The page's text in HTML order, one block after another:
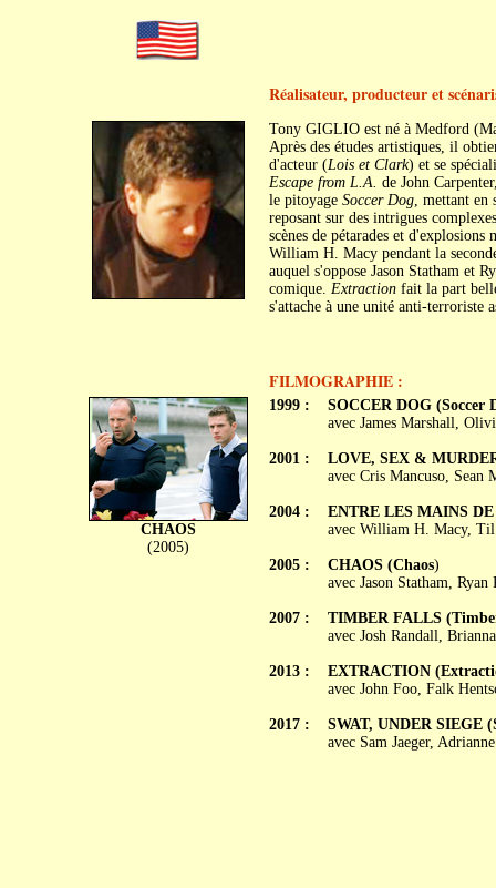
Réalisateur, producteur et
Tony GIGLIO est né à Medford
Après des études artistiques, il
d'acteur (Lois et Clark) et se
Escape from L.A. de John
le pitoyage Soccer Dog, mettant en
reposant sur des intrigues
scènes de pétarades et
William H. Macy pendant la
auquel s'oppose Jason Statham et
comique. Extractionfait la part
s'attache à une unité anti-terroriste
FILMOGRAPHIE :
CHAOS
(2005)
1999 :
2001 :
2004 :
2005 :
2007 :
2013 :
2017 :
SOCCER DOG (Soccer
avec James Marshall,
LOVE, SEX &
avec Cris Mancuso, Sean
ENTRE LES MAINS
avec William H. Macy, Til
CHAOS (Chaos)
avec Jason Statham,
TIMBER FALLS
avec Josh Randall,
EXTRACTION
avec John Foo, Falk
SWAT, UNDER SIEGE
avec Sam Jaeger,